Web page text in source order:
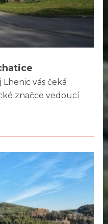
vás čeká
značce vedoucí